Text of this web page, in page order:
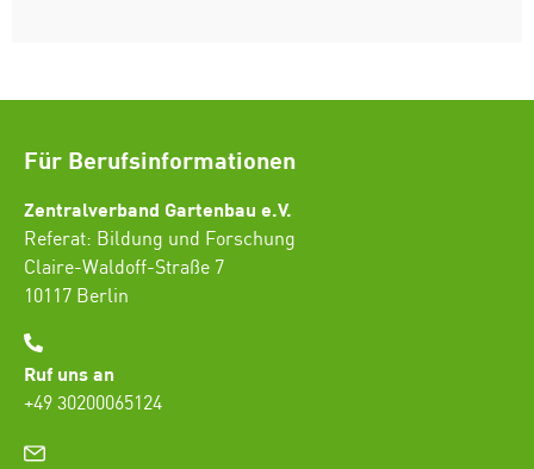
Für Berufsinformationen
Zentralverband Gartenbau e.V.
Referat: Bildung und Forschung
Claire-Waldoff-Straße 7
10117 Berlin
Ruf uns an
+49 30200065124